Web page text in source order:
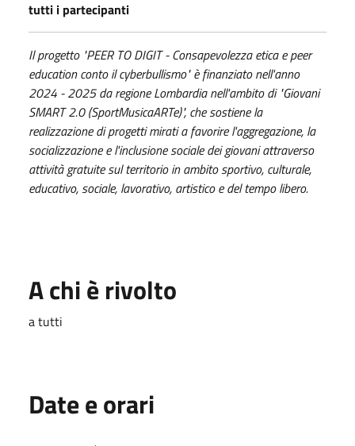
tutti i partecipanti
Il progetto "PEER TO DIGIT - Consapevolezza etica e peer
education conto il cyberbullismo" è finanziato nell'anno
2024 - 2025 da regione Lombardia nell'ambito di "Giovani
SMART 2.0 (SportMusicaARTe)", che sostiene la
realizzazione di progetti mirati a favorire l'aggregazione, la
socializzazione e l'inclusione sociale dei giovani attraverso
attività gratuite sul territorio in ambito sportivo, culturale,
educativo, sociale, lavorativo, artistico e del tempo libero.
A chi è rivolto
a tutti
Date e orari